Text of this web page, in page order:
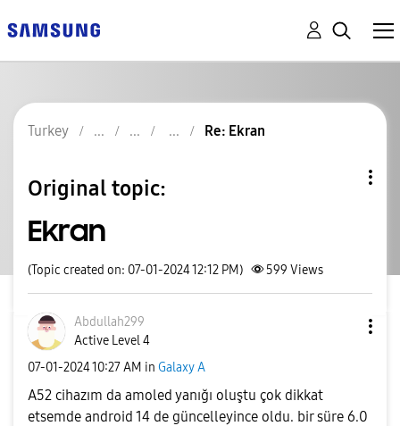
Turkey Re: Ekran
Original topic:
Ekran
(Topic created on: 07-01-2024 12:12 PM) 599 Views
Abdullah299
Active Level 4
‎07-01-202410:27 AM in Galaxy A
A52 cihazım da amoled yanığı oluştu çok dikkat
etsemde android 14 de güncelleyince oldu. bir süre 6.0